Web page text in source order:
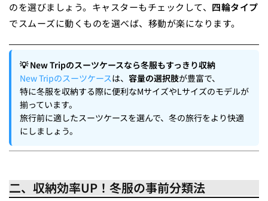
のを選びましょう。キャスターもチェックして、 四輪タイプ
でスムーズに動くものを選べば、移動が楽になります。
💡 New Tripのスーツケースなら冬服もすっきり収納
New Tripのスーツケースは、 容量の選択肢が豊富で、
特に冬服を収納する際に便利なMサイズやLサイズのモデルが
揃っています。
旅行前に適したスーツケースを選んで、冬の旅行をより快適
にしましょう。
二、収納効率UP！冬服の事前分類法